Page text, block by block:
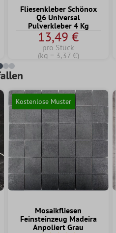
Fliesenkleber Schönox
Q6 Universal
Pulverkleber 4 Kg
13,49 €
pro Stück
(kg = 3,37 €)
Kostenlose Muster
Mosaikfliesen
Feinsteinzeug Madeira
Anpoliert Grau